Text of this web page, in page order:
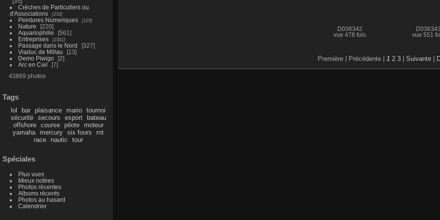
Crèches de Particuliers ou
d'Associations
233
Peintures Numeriques 125
Nature
220
Aquariophilie
561
Entreprises
2351
Passage dans le Nord
327
Viaduc de Millau
13
Demo Piwigo
2
Arc en Ciel
7
43869 photos
Tags
lol bar plaisance mario
tournoi
sécurité
secours esport
bateau
offshore
course pilote
moteur
yamaha
mercury six fours
rnt
race
nautic tour
Spéciales
Plus vues
Mieux notées
Photos récentes
Albums récents
Photos au hasard
Calendrier
D036342
vue 478 fois
D036343
vue 551
Première | Précédente | 1 2 3 | Suivante |